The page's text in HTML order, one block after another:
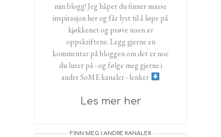
min blogg! Jeg håper du finner masse
inspirasjon her og får lyst til å løpe på
kjøkkenet og prøve noen av
oppskriftene. Legg gjerne en
kommentar på bloggen om det er noe
du lurer på - og følge meg gjerne i
andre SoME kanaler - lenker
Les mer her
FINN MEG I ANDRE KANALER